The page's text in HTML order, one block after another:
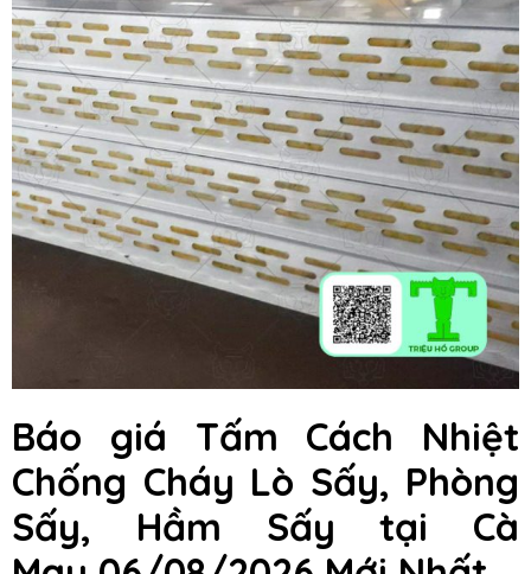
Báo giá Tấm Cách Nhiệt
Chống Cháy Lò Sấy, Phòng
Sấy, Hầm Sấy tại Cà